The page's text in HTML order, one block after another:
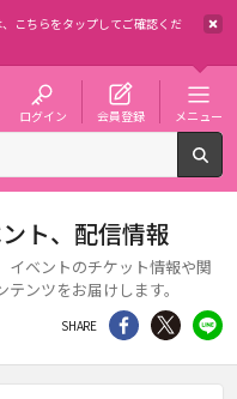
こちらをタップしてご確認くだ
ログイン 会員登録 メニュー
ト、配信情報
イベントのチケット情報や関
ンツをお届けします。
SHARE シェア Twitter